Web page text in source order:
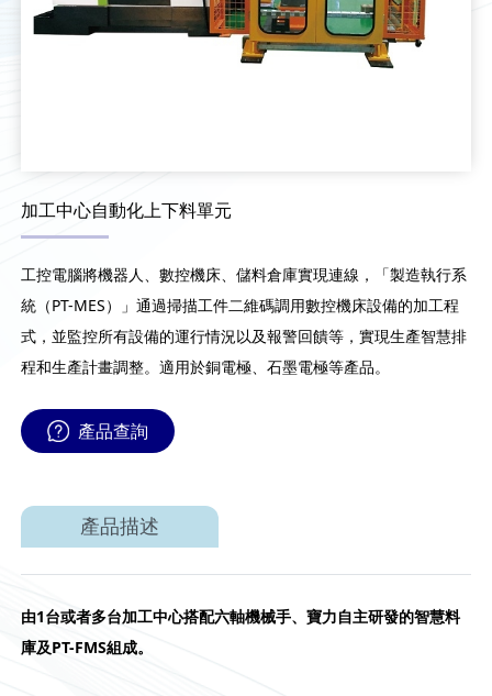
加工中心自動化上下料單元
工控電腦將機器人、數控機床、儲料倉庫實現連線，「製造執行系
統（PT-MES）」通過掃描工件二維碼調用數控機床設備的加工程
式，並監控所有設備的運行情況以及報警回饋等，實現生產智慧排
程和生產計畫調整。適用於銅電極、石墨電極等產品。
產品查詢
產品描述
由1台或者多台加工中心搭配六軸機械手、寶力自主研發的智慧料
庫及PT-FMS組成。